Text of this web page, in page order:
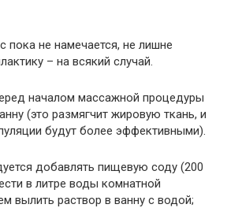
пока не намечается, не лишне
– на всякий случай.
началом массажной процедуры
(это размягчит жировую ткань, и
будут более эффективными).
добавлять пищевую соду (200
в литре воды комнатной
вылить раствор в ванну с водой;